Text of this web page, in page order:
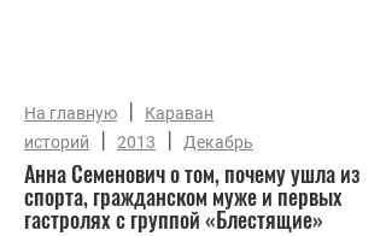
На главную |
Караван
историй
| 2013 | Декабрь
Анна Семенович о том, почему ушла из
спорта, гражданском муже и первых
гастролях с группой «Блестящие»